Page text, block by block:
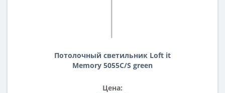
Потолочный светильник Loft it
Memory 5055C/S green
Цена: